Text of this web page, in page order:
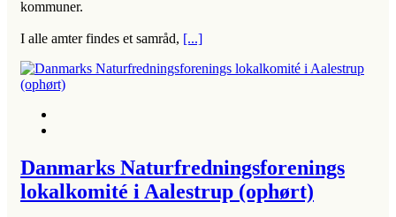
kommuner.
I alle amter findes et samråd, [...]
Danmarks Naturfredningsforenings
lokalkomité i Aalestrup (ophørt)